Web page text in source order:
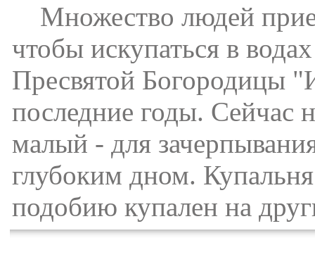
Множество людей
чтобы искупаться в
Пресвятой Богородицы
последние годы. Сейчас
малый - для
глубоким дном.
подобию купален на